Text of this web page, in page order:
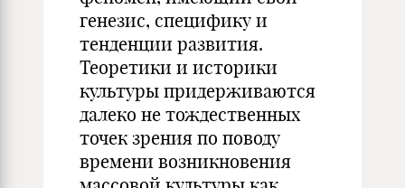
генезис, специфику и
тенденции развития.
Теоретики и историки
культуры придерживаются
далеко не тождественных
точек зрения по поводу
времени возникновения